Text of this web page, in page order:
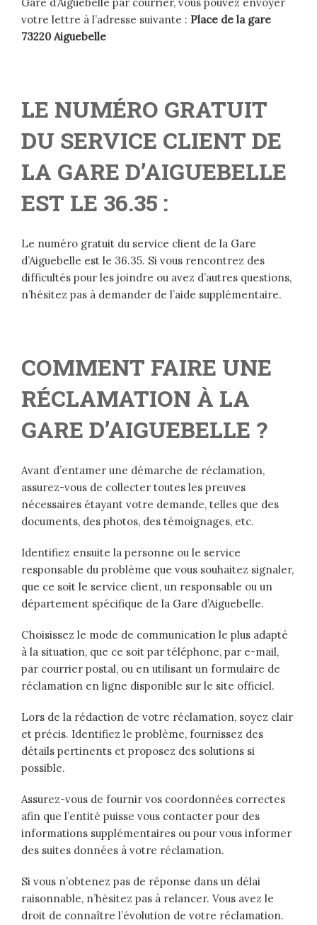
votre lettre à l’adresse suivante : Place de la gare
73220 Aiguebelle
LE NUMÉRO GRATUIT
DU SERVICE CLIENT DE
LA GARE D’AIGUEBELLE
EST LE 36.35 :
Le numéro gratuit du service client de la Gare
d’Aiguebelle est le 36.35. Si vous rencontrez des
difficultés pour les joindre ou avez d’autres questions,
n’hésitez pas à demander de l’aide supplémentaire.
COMMENT FAIRE UNE
RÉCLAMATION À LA
GARE D’AIGUEBELLE ?
Avant d’entamer une démarche de réclamation,
assurez-vous de collecter toutes les preuves
nécessaires étayant votre demande, telles que des
documents, des photos, des témoignages, etc.
Identifiez ensuite la personne ou le service
responsable du problème que vous souhaitez signaler,
que ce soit le service client, un responsable ou un
département spécifique de la Gare d’Aiguebelle.
Choisissez le mode de communication le plus adapté
à la situation, que ce soit par téléphone, par e-mail,
par courrier postal, ou en utilisant un formulaire de
réclamation en ligne disponible sur le site officiel.
Lors de la rédaction de votre réclamation, soyez clair
et précis. Identifiez le problème, fournissez des
détails pertinents et proposez des solutions si
possible.
Assurez-vous de fournir vos coordonnées correctes
afin que l’entité puisse vous contacter pour des
informations supplémentaires ou pour vous informer
des suites données à votre réclamation.
Si vous n’obtenez pas de réponse dans un délai
raisonnable, n’hésitez pas à relancer. Vous avez le
droit de connaître l’évolution de votre réclamation.